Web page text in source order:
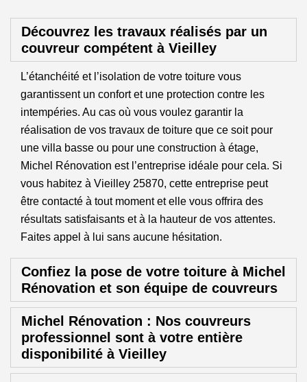
Découvrez les travaux réalisés par un
couvreur compétent à Vieilley
L’étanchéité et l’isolation de votre toiture vous
garantissent un confort et une protection contre les
intempéries. Au cas où vous voulez garantir la
réalisation de vos travaux de toiture que ce soit pour
une villa basse ou pour une construction à étage,
Michel Rénovation est l’entreprise idéale pour cela. Si
vous habitez à Vieilley 25870, cette entreprise peut
être contacté à tout moment et elle vous offrira des
résultats satisfaisants et à la hauteur de vos attentes.
Faites appel à lui sans aucune hésitation.
Confiez la pose de votre toiture à Michel
Rénovation et son équipe de couvreurs
Michel Rénovation : Nos couvreurs
professionnel sont à votre entière
disponibilité à Vieilley